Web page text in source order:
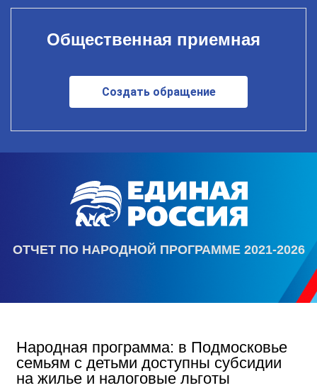
Общественная приемная
Создать обращение
ОТЧЕТ ПО НАРОДНОЙ ПРОГРАММЕ 2021-2026
Народная программа: в Подмосковье
семьям с детьми доступны субсидии
на жилье и налоговые льготы